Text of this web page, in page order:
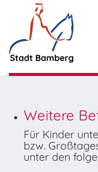
Weitere
Für Kinder
bzw.
unter den